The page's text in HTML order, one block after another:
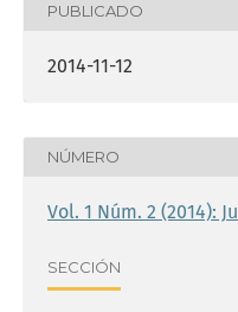
PUBLICADO
2014-11-12
NÚMERO
Vol. 1 Núm. 2 (2014):
SECCIÓN